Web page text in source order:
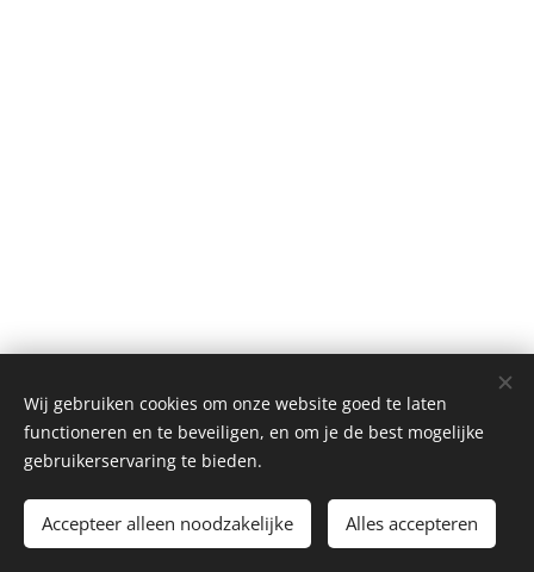
Cookies
Wij gebruiken cookies om onze website goed te laten
functioneren en te beveiligen, en om je de best mogelijke
gebruikerservaring te bieden.
Accepteer alleen noodzakelijke Alles accepteren